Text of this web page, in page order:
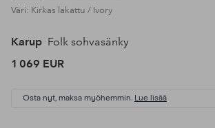
Väri: Kirkas lakattu / Ivory
Karup Folk sohvasänky
1 069 EUR
Osta nyt, maksa myöhemmin. Lue lisää